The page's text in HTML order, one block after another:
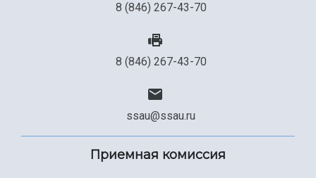
8 (846) 267-43-70
8 (846) 267-43-70
ssau@ssau.ru
Приемная комиссия